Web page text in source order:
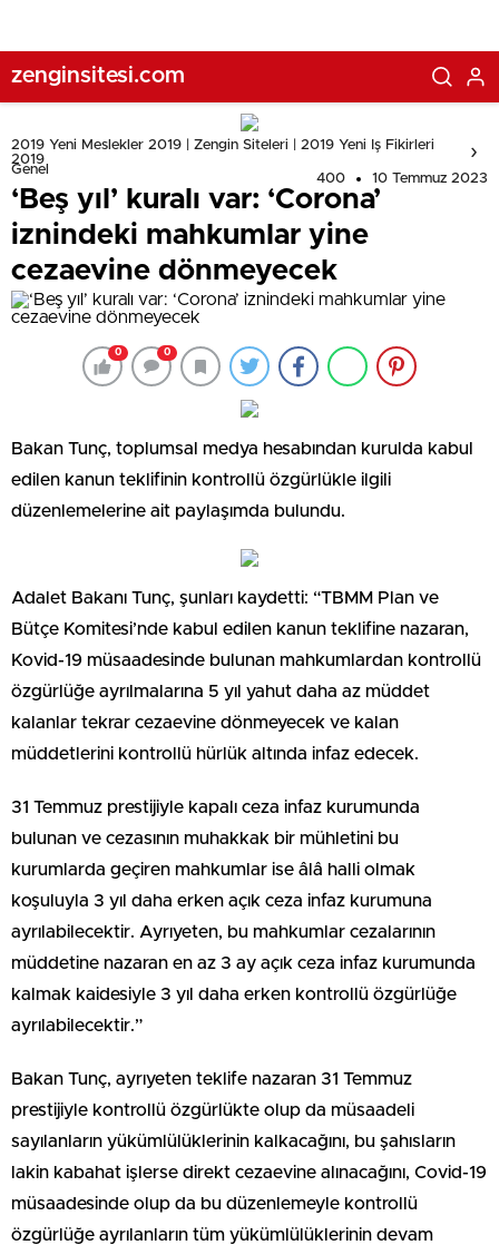
zenginsitesi.com
2019 Yeni Meslekler 2019 | Zengin Siteleri | 2019 Yeni Iş Fikirleri
2019
Genel
400 10 Temmuz 2023
‘Beş yıl’ kuralı var: ‘Corona’
iznindeki mahkumlar yine
cezaevine dönmeyecek
0 0
Bakan Tunç, toplumsal medya hesabından kurulda kabul
edilen kanun teklifinin kontrollü özgürlükle ilgili
düzenlemelerine ait paylaşımda bulundu.
Adalet Bakanı Tunç, şunları kaydetti: “TBMM Plan ve
Bütçe Komitesi’nde kabul edilen kanun teklifine nazaran,
Kovid-19 müsaadesinde bulunan mahkumlardan kontrollü
özgürlüğe ayrılmalarına 5 yıl yahut daha az müddet
kalanlar tekrar cezaevine dönmeyecek ve kalan
müddetlerini kontrollü hürlük altında infaz edecek.
31 Temmuz prestijiyle kapalı ceza infaz kurumunda
bulunan ve cezasının muhakkak bir mühletini bu
kurumlarda geçiren mahkumlar ise âlâ halli olmak
koşuluyla 3 yıl daha erken açık ceza infaz kurumuna
ayrılabilecektir. Ayrıyeten, bu mahkumlar cezalarının
müddetine nazaran en az 3 ay açık ceza infaz kurumunda
kalmak kaidesiyle 3 yıl daha erken kontrollü özgürlüğe
ayrılabilecektir.”
Bakan Tunç, ayrıyeten teklife nazaran 31 Temmuz
prestijiyle kontrollü özgürlükte olup da müsaadeli
sayılanların yükümlülüklerinin kalkacağını, bu şahısların
lakin kabahat işlerse direkt cezaevine alınacağını, Covid-19
müsaadesinde olup da bu düzenlemeyle kontrollü
özgürlüğe ayrılanların tüm yükümlülüklerinin devam